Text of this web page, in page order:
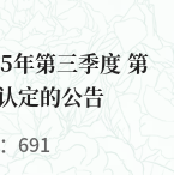
年第三季度 第
定的公告
691